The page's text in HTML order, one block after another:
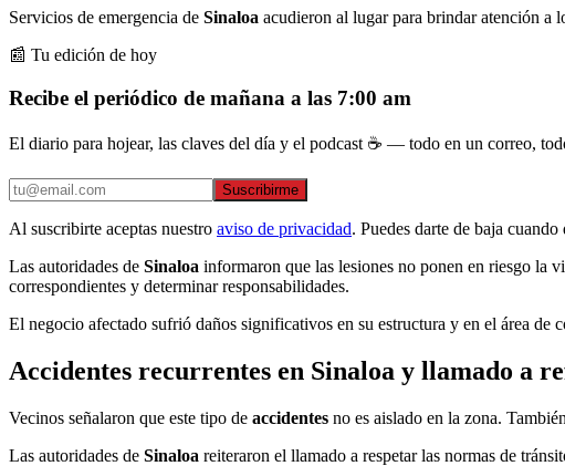
Servicios de emergencia de Sinaloa acudieron al lugar para brindar atención a
📰 Tu edición de hoy
Recibe el periódico de mañana a las 7:00 am
El diario para hojear, las claves del día y el podcast ☕ — todo en un correo,
Suscribirme
Al suscribirte aceptas nuestro aviso de privacidad. Puedes darte de baja cuando
Las autoridades de Sinaloa informaron que las lesiones no ponen en riesgo la
correspondientes y determinar responsabilidades.
El negocio afectado sufrió daños significativos en su estructura y en el área de
Accidentes recurrentes en Sinaloa y llamado a
Vecinos señalaron que este tipo de accidentes no es aislado en la zona.
Las autoridades de Sinaloa reiteraron el llamado a respetar las normas de